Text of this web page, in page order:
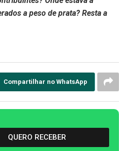
a peso de prata? Resta a
Compartilhar no WhatsApp
QUERO RECEBER